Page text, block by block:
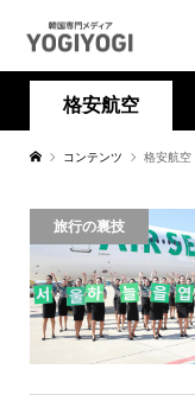
格安航空
コンテンツ 格安航空
旅行の裏技